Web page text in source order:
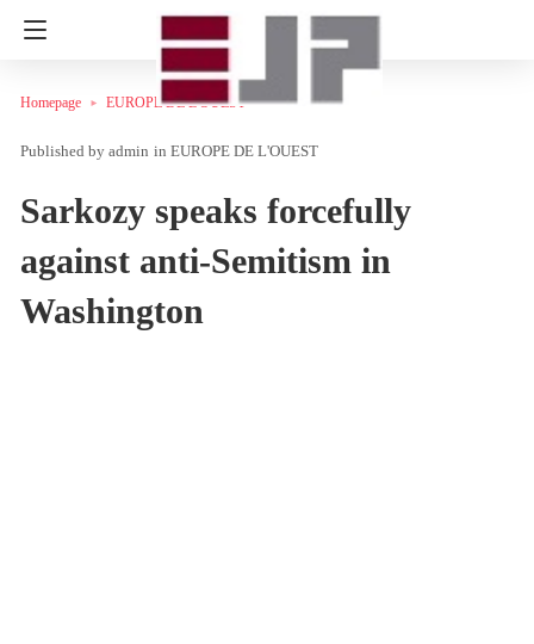
Homepage EUROPE DE L'OUEST
admin in EUROPE DE L'OUEST
Sarkozy speaks forcefully
against anti-Semitism in
Washington